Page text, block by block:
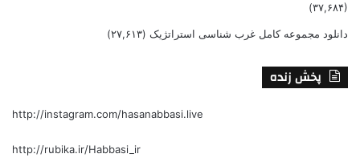
(۳۷,۶۸۴)
دانلود مجموعه کامل غرب شناسی استراتژیک (۲۷,۶۱۳)
پخش زنده
http://instagram.com/hasanabbasi.live
http://rubika.ir/Habbasi_ir